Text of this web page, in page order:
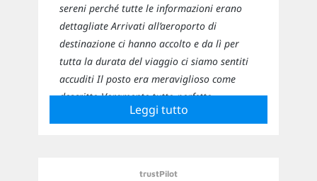
sereni perché tutte le informazioni erano
dettagliate Arrivati all’aeroporto di
destinazione ci hanno accolto e da lì per
tutta la durata del viaggio ci siamo sentiti
accuditi Il posto era meraviglioso come
descritto Veramente tutto perfetto
Sicuramente ci affideremo nuovamente a
Leggi tutto
trustPilot